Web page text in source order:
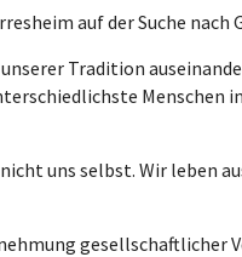
auf der Suche nach
Tradition
Menschen
uns selbst. Wir leben
gesellschaftlicher